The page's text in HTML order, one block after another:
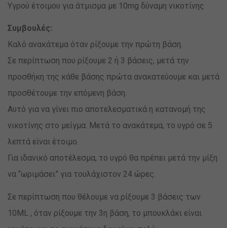
Υγρού έτοιμου για άτμισμα με 10mg δύναμη νικοτίνης
Συμβουλές:
Καλό ανακάτεμα όταν ρίξουμε την πρώτη βάση.
Σε περίπτωση που ρίξουμε 2 ή 3 βάσεις, μετά την
προσθήκη της κάθε βάσης πρώτα ανακατεύουμε και μετά
προσθέτουμε την επόμενη βάση.
Αυτό για να γίνει πιο αποτελεσματικά η κατανομή της
νικοτίνης στο μείγμα. Μετά το ανακάτεμα, το υγρό σε 5
λεπτά είναι έτοιμο.
Για ιδανικό αποτέλεσμα, το υγρό θα πρέπει μετά την μίξη
να “ωριμάσει” για τουλάχιστον 24 ώρες.
Σε περίπτωση που θέλουμε να ρίξουμε 3 βάσεις των
10ML , όταν ρίξουμε την 3η βάση, το μπουκλάκι είναι